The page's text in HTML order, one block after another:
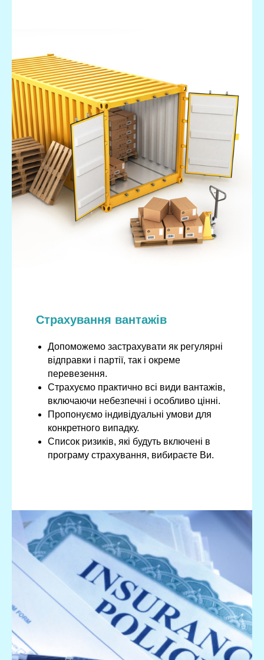
Страхування вантажів
Допоможемо застрахувати як регулярні
відправки і партії, так і окреме
перевезення.
Страхуємо практично всі види вантажів,
включаючи небезпечні і особливо цінні.
Пропонуємо індивідуальні умови для
конкретного випадку.
Список ризиків, які будуть включені в
програму страхування, вибираєте Ви.